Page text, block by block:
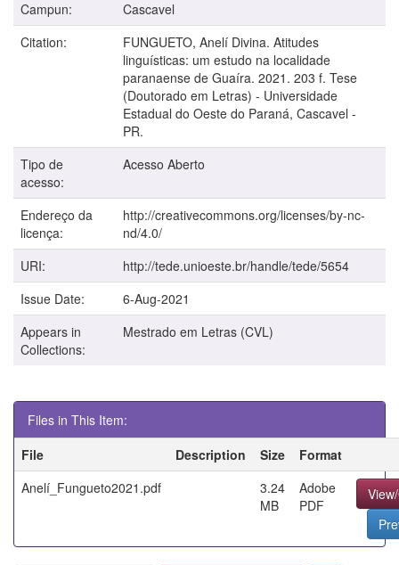
Campun:
Cascavel
Citation:
FUNGUETO, Anelí Divina. Atitudes
linguísticas: um estudo na localidade
paranaense de Guaíra. 2021. 203 f. Tese
(Doutorado em Letras) - Universidade
Estadual do Oeste do Paraná, Cascavel -
PR.
Tipo de
acesso:
Acesso Aberto
Endereço da
licença:
http://creativecommons.org/licenses/by-nc-
nd/4.0/
URI:
http://tede.unioeste.br/handle/tede/5654
Issue Date:
6-Aug-2021
Appears in
Collections:
Mestrado em Letras (CVL)
Files in This Item:
File
Description Size
Format
Anelí_Fungueto2021.pdf
3.24
MB
Adobe
PDF